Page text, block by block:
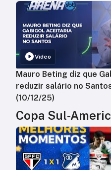
Vídeo
Mauro Beting diz que
reduzir salário no
(10/12/25)
Copa Sul-